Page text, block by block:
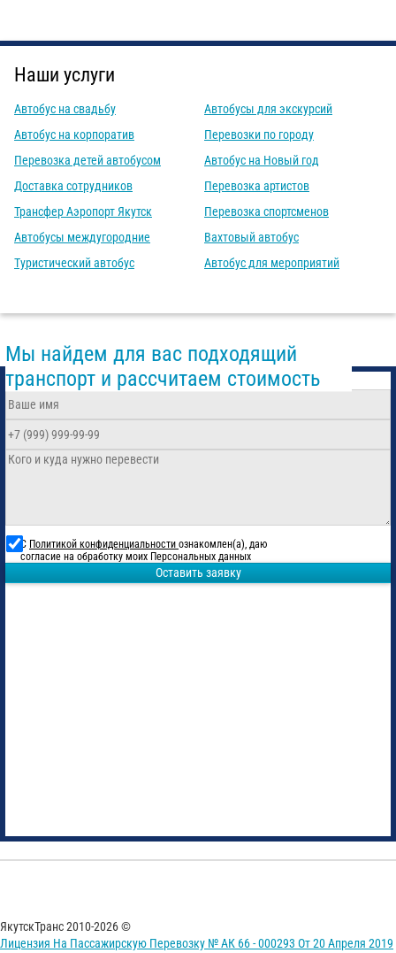
Наши услуги
Автобус на свадьбу
Автобус на корпоратив
Перевозка детей автобусом
Доставка сотрудников
Трансфер Аэропорт Якутск
Автобусы междугородние
Туристический автобус
Автобусы для экскурсий
Перевозки по городу
Автобус на Новый год
Перевозка артистов
Перевозка спортсменов
Вахтовый автобус
Автобус для мероприятий
Мы найдем для вас подходящий
транспорт и рассчитаем стоимость
С Политикой конфиденциальности ознакомлен(а), даю
согласие на обработку моих Персональных данных
Оставить заявку
ЯкутскТранс 2010-2026 ©
Лицензия На Пассажирскую Перевозку № АК 66 - 000293 От 20 Апреля 2019